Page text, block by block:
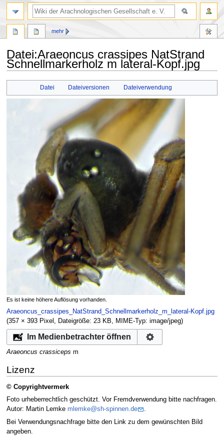
Datei:Araeoncus crassipes NatStrand
Schnellmarkerholz m lateral-Kopf.jpg
Datei Dateiversionen Dateiverwendung
Es ist keine höhere Auflösung vorhanden.
Araeoncus_crassipes_NatStrand_Schnellmarkerholz_m_lateral-Kopf.jpg
(357 × 393 Pixel, Dateigröße: 23 KB, MIME-Typ: image/jpeg)
Im Medienbetrachter öffnen
Araeoncus crassiceps m
Lizenz
© Copyrightvermerk
Foto urheberrechtlich geschützt. Vor Fremdverwendung bitte nachfragen.
Autor: Martin Lemke mlemke@sh-spinnen.de
.
Bei Verwendungsnachfrage bitte den Link zu dem gewünschten Bild
angeben.
mehr